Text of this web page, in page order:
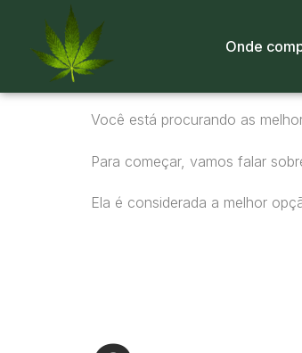
Onde
Você está procurando as
Para começar, vamos falar
Ela é considerada a melhor